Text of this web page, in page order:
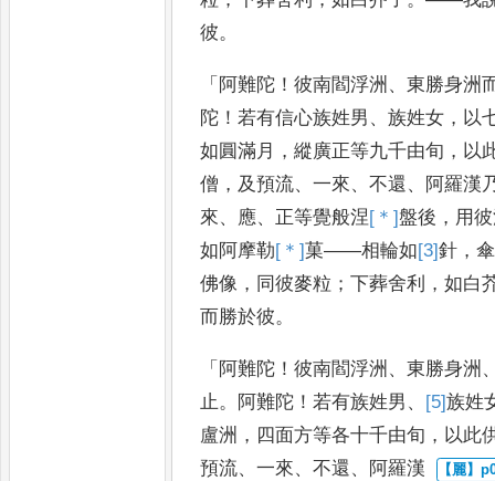
彼。
「 阿難陀 ！彼南閻浮洲 、東勝身洲
陀 ！若有信心族姓男 、族姓女 ， 以
如圓滿月
，縱廣正等九千由旬 ， 以
僧 ， 及預流、一來、不還 、 阿羅漢
來、 應、 正等覺般涅[＊]盤後 ， 用
如阿摩勒[＊]菓——相輪如[3]針 ，
佛像 ， 同彼麥粒 ；下葬舍利 ，如白
而勝於彼。
「 阿難陀 ！彼南閻浮洲 、東勝身洲
止。 阿難陀 ！若有族姓男 、 [5]族姓
盧洲 ， 四面方等各十千由旬 ， 以此
預流、一來、不還 、
阿羅漢